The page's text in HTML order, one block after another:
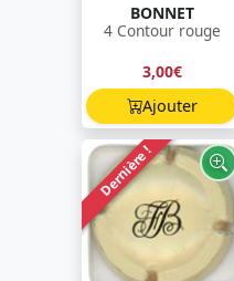
BONNET
4 Contour rouge
3,00€
Ajouter
Dernière !